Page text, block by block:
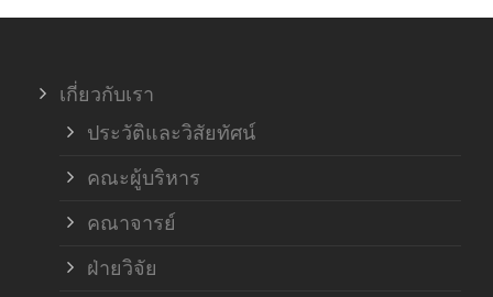
เกี่ยวกับเรา
ประวัติและวิสัยทัศน์
คณะผู้บริหาร
คณาจารย์
ฝ่ายวิจัย